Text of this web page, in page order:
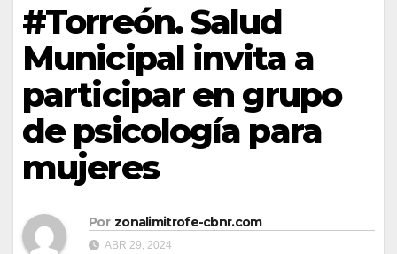
#Torreón. Salud
Municipal invita a
participar en grupo
de psicología para
mujeres
Por zonalimitrofe-cbnr.com
ABR 29, 2024